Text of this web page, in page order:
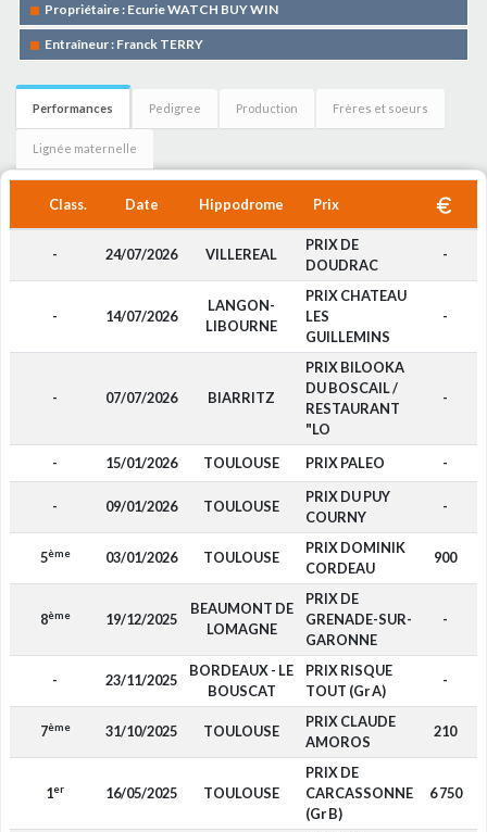
Propriétaire : Ecurie WATCH BUY WIN
Entraîneur : Franck TERRY
Performances Pedigree Production Frères et soeurs
Lignée maternelle
Class. Date Hippodrome Prix
- 24/07/2026 VILLEREAL
PRIX DE
DOUDRAC
-
- 14/07/2026
LANGON-
LIBOURNE
PRIX CHATEAU
LES
GUILLEMINS
-
- 07/07/2026 BIARRITZ
PRIX BILOOKA
DU BOSCAIL /
RESTAURANT
"LO
-
- 15/01/2026 TOULOUSE PRIX PALEO -
- 09/01/2026 TOULOUSE
PRIX DU PUY
COURNY
-
5ème 03/01/2026 TOULOUSE
PRIX DOMINIK
CORDEAU
900
8ème 19/12/2025
BEAUMONT DE
LOMAGNE
PRIX DE
GRENADE-SUR-
GARONNE
-
- 23/11/2025
BORDEAUX - LE
BOUSCAT
PRIX RISQUE
TOUT (Gr A)
-
7ème 31/10/2025 TOULOUSE
PRIX CLAUDE
AMOROS
210
1er 16/05/2025 TOULOUSE
PRIX DE
CARCASSONNE
(Gr B)
6 750